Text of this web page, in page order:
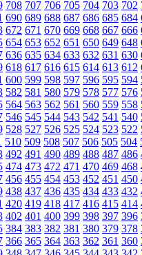
708 707 706 705 704 703 702
690 689 688 687 686 685 684
672 671 670 669 668 667 666
654 653 652 651 650 649 648
636 635 634 633 632 631 630
618 617 616 615 614 613 612
600 599 598 597 596 595 594
582 581 580 579 578 577 576
564 563 562 561 560 559 558
546 545 544 543 542 541 540
528 527 526 525 524 523 522
510 509 508 507 506 505 504
492 491 490 489 488 487 486
474 473 472 471 470 469 468
456 455 454 453 452 451 450
438 437 436 435 434 433 432
420 419 418 417 416 415 414
402 401 400 399 398 397 396
384 383 382 381 380 379 378
366 365 364 363 362 361 360